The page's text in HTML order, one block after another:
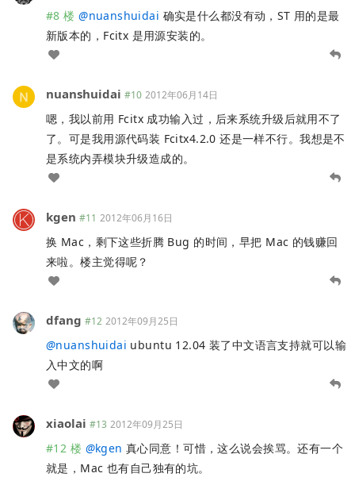
#8 楼 @nuanshuidai 确实是什么都没有动，ST 用的是最
新版本的，Fcitx 是用源安装的。
nuanshuidai #10 2012年06月14日
嗯，我以前用 Fcitx 成功输入过，后来系统升级后就用不了
了。可是我用源代码装 Fcitx4.2.0 还是一样不行。我想是不
是系统内弄模块升级造成的。
kgen #11 2012年06月16日
换 Mac，剩下这些折腾 Bug 的时间，早把 Mac 的钱赚回
来啦。楼主觉得呢？
dfang #12 2012年09月25日
@nuanshuidai ubuntu 12.04 装了中文语言支持就可以输
入中文的啊
xiaolai #13 2012年09月25日
#12 楼 @kgen 真心同意！可惜，这么说会挨骂。还有一个
就是，Mac 也有自己独有的坑。